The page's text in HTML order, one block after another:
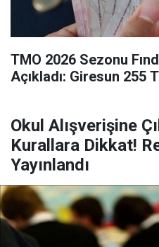
TMO 2026 Sezonu
Açıkladı: Giresun 255
Okul Alışverişine
Kurallara Dikkat!
Yayınlandı